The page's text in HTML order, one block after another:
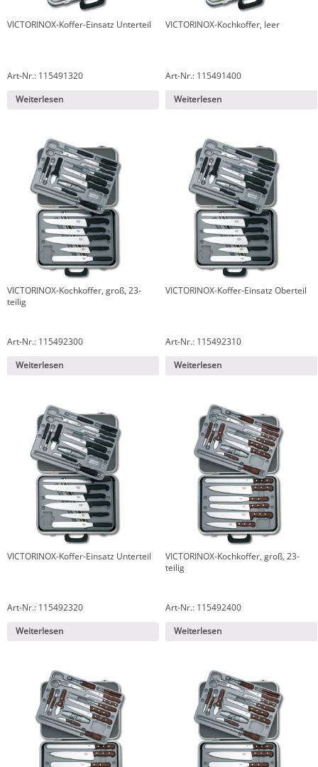
VICTORINOX-Koffer-Einsatz Unterteil
Art-Nr.: 115491320
Weiterlesen
VICTORINOX-Kochkoffer, leer
Art-Nr.: 115491400
Weiterlesen
VICTORINOX-Kochkoffer, groß, 23-
teilig
Art-Nr.: 115492300
Weiterlesen
VICTORINOX-Koffer-Einsatz Oberteil
Art-Nr.: 115492310
Weiterlesen
VICTORINOX-Koffer-Einsatz Unterteil
Art-Nr.: 115492320
Weiterlesen
VICTORINOX-Kochkoffer, groß, 23-
teilig
Art-Nr.: 115492400
Weiterlesen